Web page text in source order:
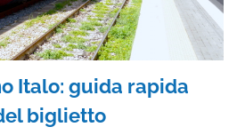
Italo: guida rapida
biglietto